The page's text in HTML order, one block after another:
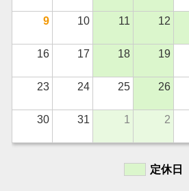
9 10 11 12
16 17 18 19
23 24 25 26
30 31 1 2
定休日